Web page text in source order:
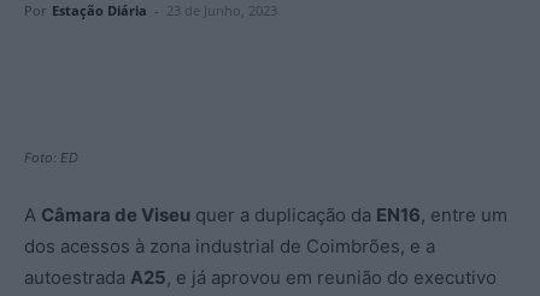
Por Estação Diária - 23 de Junho, 2023
Foto: ED
A Câmara de Viseu quer a duplicação da EN16, entre um
dos acessos à zona industrial de Coimbrões, e a
autoestrada A25, e já aprovou em reunião do executivo